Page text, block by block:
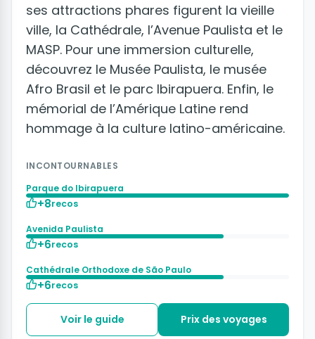
ses attractions phares figurent la vieille
ville, la Cathédrale, l’Avenue Paulista et le
MASP. Pour une immersion culturelle,
découvrez le Musée Paulista, le musée
Afro Brasil et le parc Ibirapuera. Enfin, le
mémorial de l’Amérique Latine rend
hommage à la culture latino-américaine.
INCONTOURNABLES
Parque do Ibirapuera
+8recos
Avenida Paulista
+6recos
Cathédrale Orthodoxe de São Paulo
+6recos
Voir le guide Prix des voyages